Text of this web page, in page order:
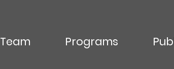
Team Programs
In the News